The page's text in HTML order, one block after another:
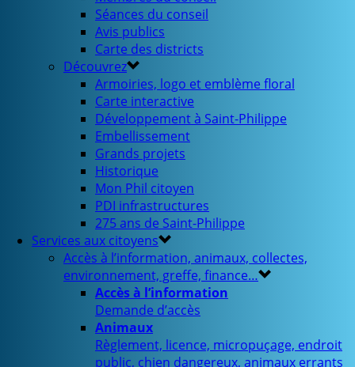
Séances du conseil
Avis publics
Carte des districts
Découvrez
Armoiries, logo et emblème floral
Carte interactive
Développement à Saint-Philippe
Embellissement
Grands projets
Historique
Mon Phil citoyen
PDI infrastructures
275 ans de Saint-Philippe
Services aux citoyens
Accès à l’information, animaux, collectes,
environnement, greffe, finance…
Accès à l’information
Demande d’accès
Animaux
Règlement, licence, micropuçage, endroit
public, chien dangereux, animaux errants